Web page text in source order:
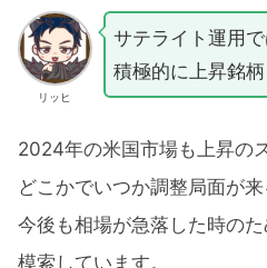
リッヒ
サテライト運用
積極的に上昇銘
2024年の米国市場も上昇の
どこかでいつか調整局面が
今後も相場が急落した時の
模索しています。